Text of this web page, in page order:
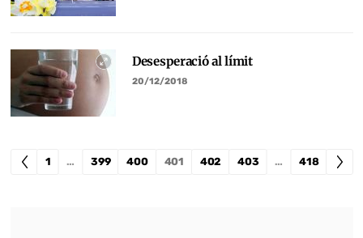
Desesperació al límit
20/12/2018
1 … 399 400 401 402 403 … 418